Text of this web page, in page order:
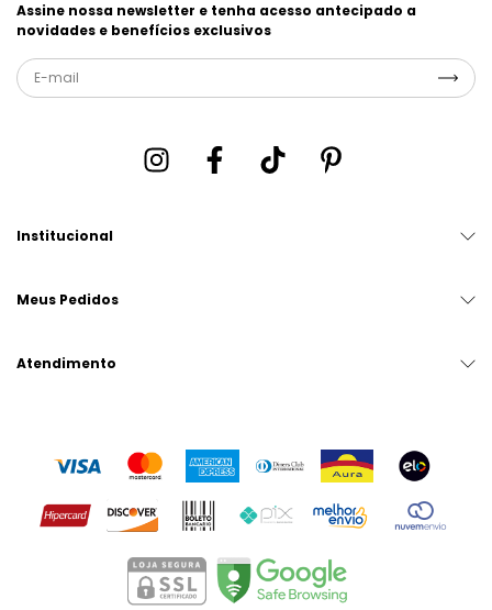
Assine nossa newsletter e tenha acesso antecipado a
novidades e benefícios exclusivos
Institucional
Meus Pedidos
Atendimento